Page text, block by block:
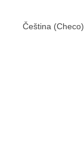
Čeština(Checo)